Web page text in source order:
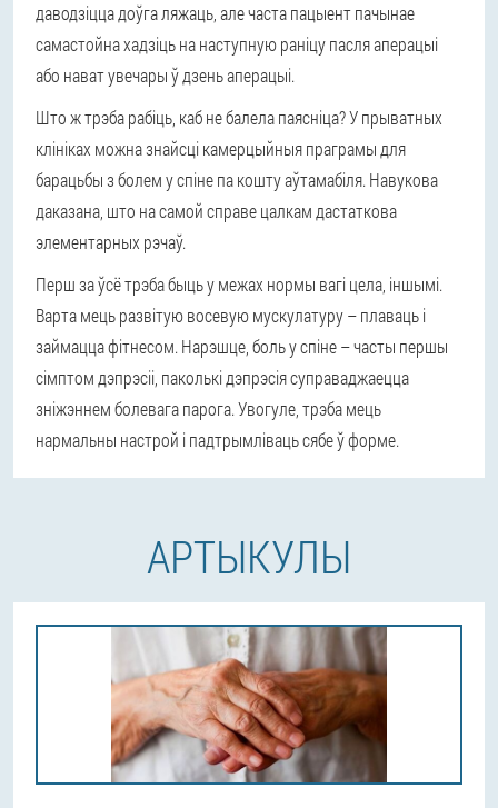
даводзіцца доўга ляжаць, але часта пацыент пачынае
самастойна хадзіць на наступную раніцу пасля аперацыі
або нават увечары ў дзень аперацыі.
Што ж трэба рабіць, каб не балела паясніца? У прыватных
клініках можна знайсці камерцыйныя праграмы для
барацьбы з болем у спіне па кошту аўтамабіля. Навукова
даказана, што на самой справе цалкам дастаткова
элементарных рэчаў.
Перш за ўсё трэба быць у межах нормы вагі цела, іншымі.
Варта мець развітую восевую мускулатуру – плаваць і
займацца фітнесом. Нарэшце, боль у спіне – часты першы
сімптом дэпрэсіі, паколькі дэпрэсія суправаджаецца
зніжэннем болевага парога. Увогуле, трэба мець
нармальны настрой і падтрымліваць сябе ў форме.
АРТЫКУЛЫ